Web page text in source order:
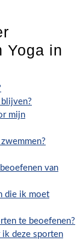
Yoga in
mijn
van
die ik moet
te beoefenen?
deze sporten